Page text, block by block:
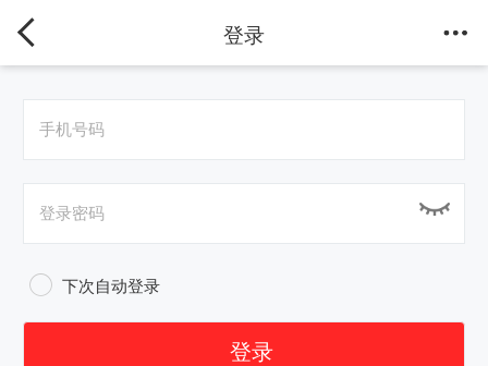
登录
下次自动登录